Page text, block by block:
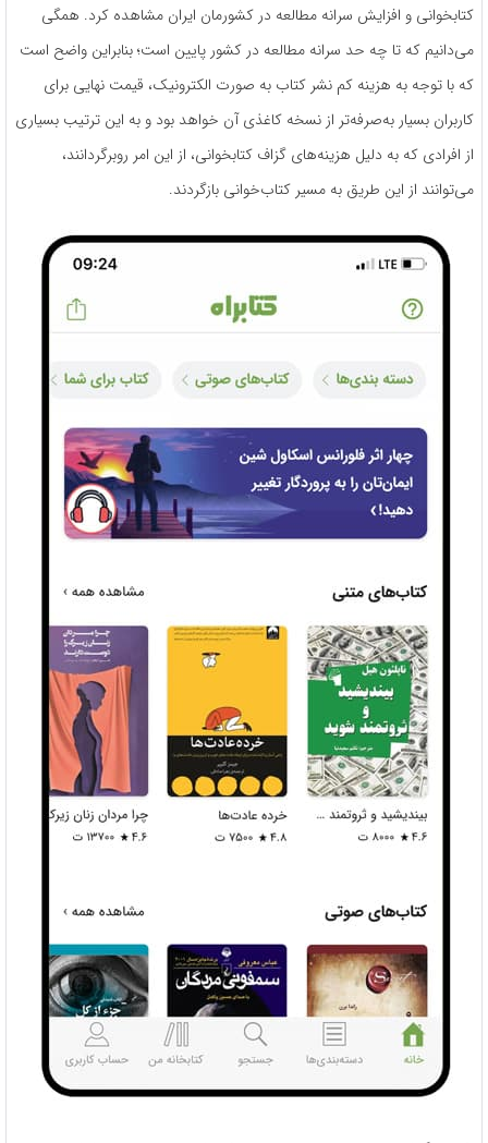
کتابخوانی و افزایش سرانه مطالعه در کشورمان ایران مشاهده کرد. همگی
می‌دانیم که تا چه حد سرانه مطالعه در کشور پایین است؛ بنابراین واضح است
که با توجه به هزینه کم نشر کتاب به صورت الکترونیک، قیمت نهایی برای
کاربران بسیار به‌صرفه‌تر از نسخه کاغذی آن خواهد بود و به این ترتیب بسیاری
از افرادی که به دلیل هزینه‌های گزاف کتابخوانی، از این امر روبرگردانند،
می‌توانند از این طریق به مسیر کتاب‌خوانی بازگردند.